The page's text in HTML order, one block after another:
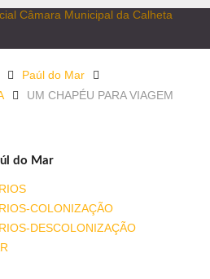
Paúl do Mar
UM CHAPÉU PARA VIAGEM
do Mar
COLONIZAÇÃO
DESCOLONIZAÇÃO